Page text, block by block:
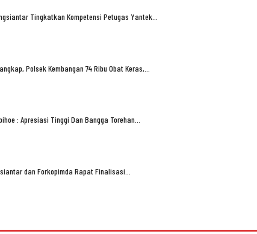
Tingkatkan Kompetensi Petugas Yantek…
Polsek Kembangan 74 Ribu Obat Keras,…
: Apresiasi Tinggi Dan Bangga Torehan…
dan Forkopimda Rapat Finalisasi…